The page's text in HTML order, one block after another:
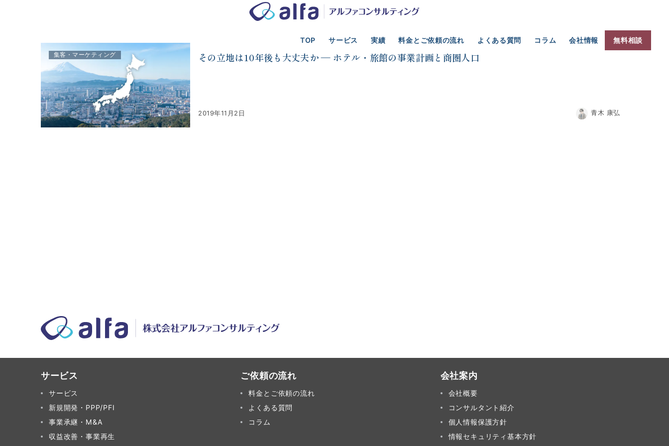
TOP サービス 実績 料金とご依頼の流れ よくある質問 コラム 会社情報 無料相談
株式会社アルファコンサルティング｜ホテル・旅館・観光業の事業計画、新規事業、資金調達、M&A支援
集客・マーケティング その立地は10年後も大丈夫か ― ホテル・旅館の事業計画と商圏人口
2019年11月2日 青木 康弘
サービス
サービス
新規開発・PPP/PFI
事業承継・M&A
収益改善・事業再生
ご依頼の流れ
料金とご依頼の流れ
よくある質問
コラム
会社案内
会社概要
コンサルタント紹介
個人情報保護方針
情報セキュリティ基本方針